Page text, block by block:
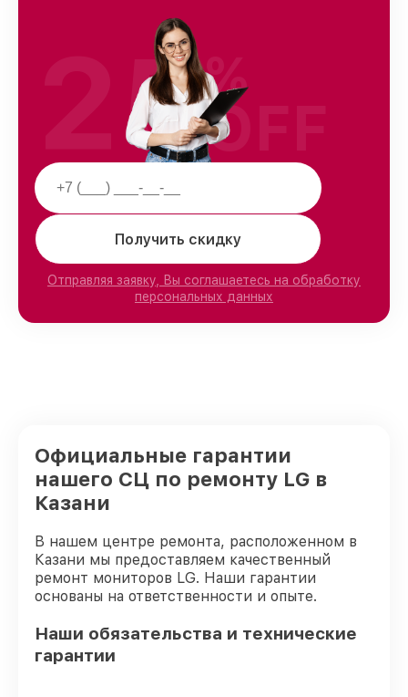
Получить скидку
Отправляя заявку, Вы соглашаетесь на обработку
персональных данных
25%
OFF
Официальные гарантии
нашего СЦ по ремонту LG в
Казани
В нашем центре ремонта, расположенном в
Казани мы предоставляем качественный
ремонт мониторов LG. Наши гарантии
основаны на ответственности и опыте.
Наши обязательства и технические
гарантии